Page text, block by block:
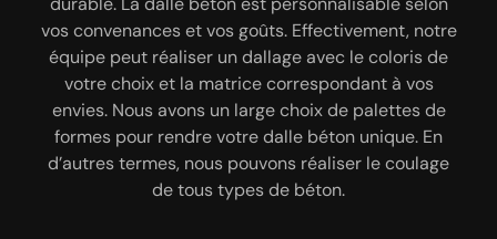
vos convenances et vos goûts. Effectivement, notre
équipe peut réaliser un dallage avec le coloris de
votre choix et la matrice correspondant à vos
envies. Nous avons un large choix de palettes de
formes pour rendre votre dalle béton unique. En
d’autres termes, nous pouvons réaliser le coulage
de tous types de béton.
béton, la réalisation de fondation, la création de
terrasse et plus encore. Sur un bâtiment en
rénovation, nos artisans maçons sont à même
d’assurer la pose de cloisons, la pose de carrelage,
la réparation d’escalier, la remise en état de murs
fissurés, etc.
diverses techniques à adopter pour réaliser des
ouvrages maçonnés conformes aux normes. Afin de
mieux cerner vos besoins, nos artisans maçons se
mettront à votre écoute. Ils réaliseront ensuite des
travaux sur mesure, de sorte que le rendu soit
conforme à vos attentes.